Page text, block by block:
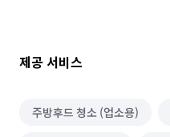
제공 서비스
주방후드 청소 (업소용)